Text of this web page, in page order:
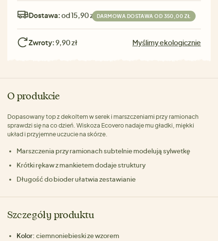
Dostawa:od 15,90 zł DARMOWA DOSTAWA OD 350,00 ZŁ
Zwroty:9,90 zł Myślimy ekologicznie
O produkcie
Dopasowany top z dekoltem w serek i marszczeniami przy ramionach
sprawdzi się na co dzień. Wiskoza Ecovero nadaje mu gładki, miękki
układ i przyjemne uczucie na skórze.
Marszczenia przy ramionach subtelnie modelują sylwetkę
Krótki rękaw z mankietem dodaje struktury
Długość do bioder ułatwia zestawianie
Szczegóły produktu
Kolor: ciemnoniebieski ze wzorem